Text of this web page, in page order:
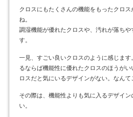
クロスにもたくさんの機能をもったクロ
ね。
調湿機能が優れたクロスや、汚れが落ち
す。
一見、すごい良いクロスのように感じま
るならば機能性に優れたクロスのほうが
ロスだと気にいるデザインがない。なんて
その際は、機能性よりも気に入るデザイ
い。